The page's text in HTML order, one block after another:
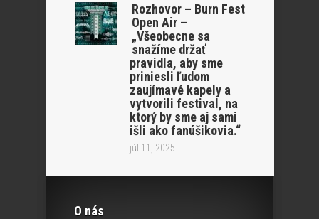
Rozhovor – Burn Fest
Open Air –
„Všeobecne sa
snažíme držať
pravidla, aby sme
priniesli ľudom
zaujímavé kapely a
vytvorili festival, na
ktorý by sme aj sami
išli ako fanúšikovia.“
júl 11, 2025
O nás